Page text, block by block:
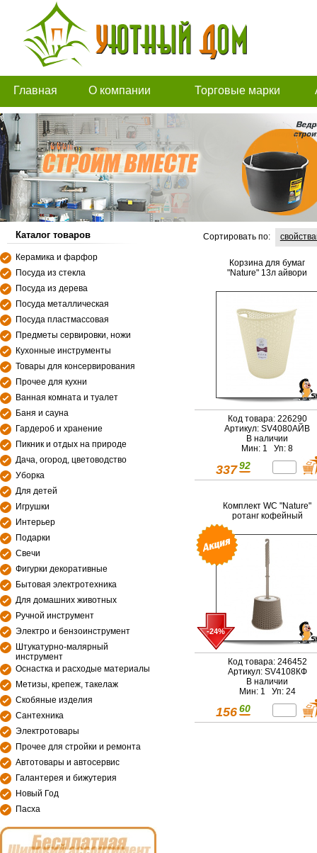
Главная О компании Торговые марки
Каталог товаров
Керамика и фарфор
Посуда из стекла
Посуда из дерева
Посуда металлическая
Посуда пластмассовая
Предметы сервировки, ножи
Кухонные инструменты
Товары для консервирования
Прочее для кухни
Ванная комната и туалет
Баня и сауна
Гардероб и хранение
Пикник и отдых на природе
Дача, огород, цветоводство
Уборка
Для детей
Игрушки
Интерьер
Подарки
Свечи
Фигурки декоративные
Бытовая электротехника
Для домашних животных
Ручной инструмент
Электро и бензоинструмент
Штукатурно-малярный
инструмент
Оснастка и расходые материалы
Метизы, крепеж, такелаж
Скобяные изделия
Сантехника
Электротовары
Прочее для стройки и ремонта
Автотовары и автосервис
Галантерея и бижутерия
Новый Год
Пасха
Сортировать по:
Корзина для бумаг
"Nature" 13л айвори
Код товара: 226290
Артикул: SV4080АЙВ
В наличии
Мин: 1 Уп: 8
337 92
Комплект WC "Nature"
ротанг кофейный
-24%
Код товара: 246452
Артикул: SV4108КФ
В наличии
Мин: 1 Уп: 24
156 60